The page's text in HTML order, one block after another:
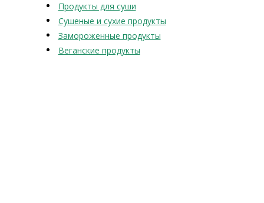
Продукты для суши
Сушеные и сухие продукты
Замороженные продукты
Веганские продукты